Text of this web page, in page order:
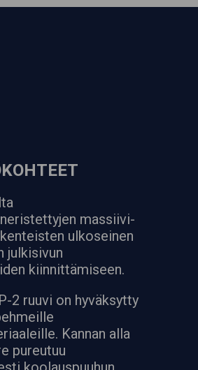
massiivi-
ulkoseinen
julkisivun
kiinnittämiseen.
2 ruuvi on hyväksytty
Kannan alla
pureutuu